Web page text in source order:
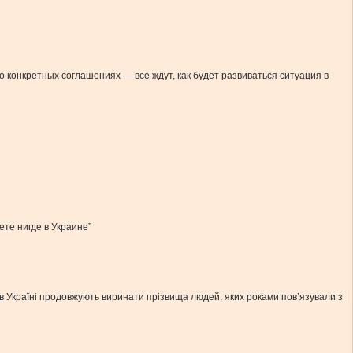
соглашениях — все ждут, как будет развиваться ситуация в
нигде в Украине”
Україні продовжують виринати прізвища людей, яких роками пов’язували з